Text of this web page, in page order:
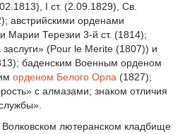
I ст. (2.09.1829), Св.
австрийскими орденами
Марии Терезии 3-й ст. (1814);
(Pour le Merite (1807)) и
баденским Военным орденом
орденом Белого Орла (1827);
с алмазами; знаком отличия
Волковском лютеранском кладбище